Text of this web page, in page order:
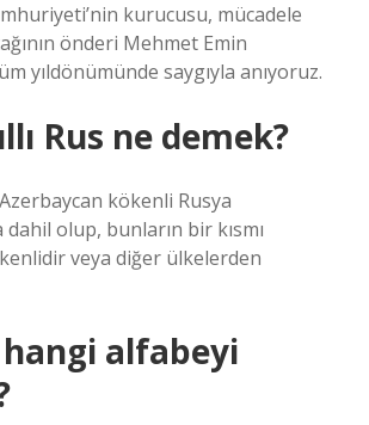
kurucusu, mücadele
önderi Mehmet Emin
yıldönümünde saygıyla anıyoruz.
Rus ne demek?
kökenli Rusya
dahil olup, bunların bir kısmı
veya diğer ülkelerden
alfabeyi